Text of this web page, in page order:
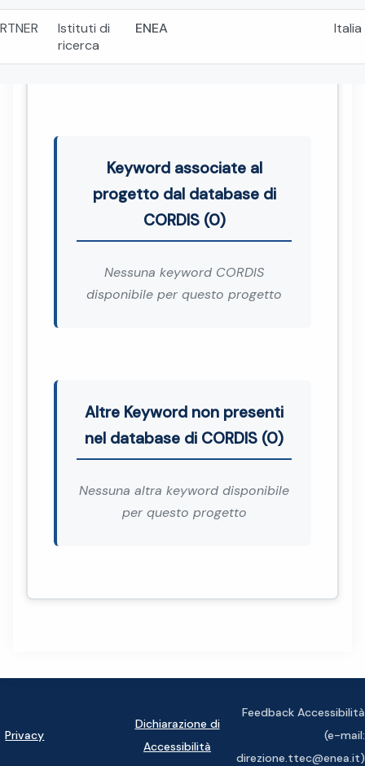
Istituti di
ricerca
ENEA Italia
Keyword associate al
progetto dal database di
CORDIS (0)
Nessuna keyword CORDIS
disponibile per questo progetto
Altre Keyword non presenti
nel database di CORDIS (0)
Nessuna altra keyword disponibile
per questo progetto
Privacy
Dichiarazione di
Accessibilità
Feedback Accessibilità
(e-mail:
direzione.ttec@enea.it)